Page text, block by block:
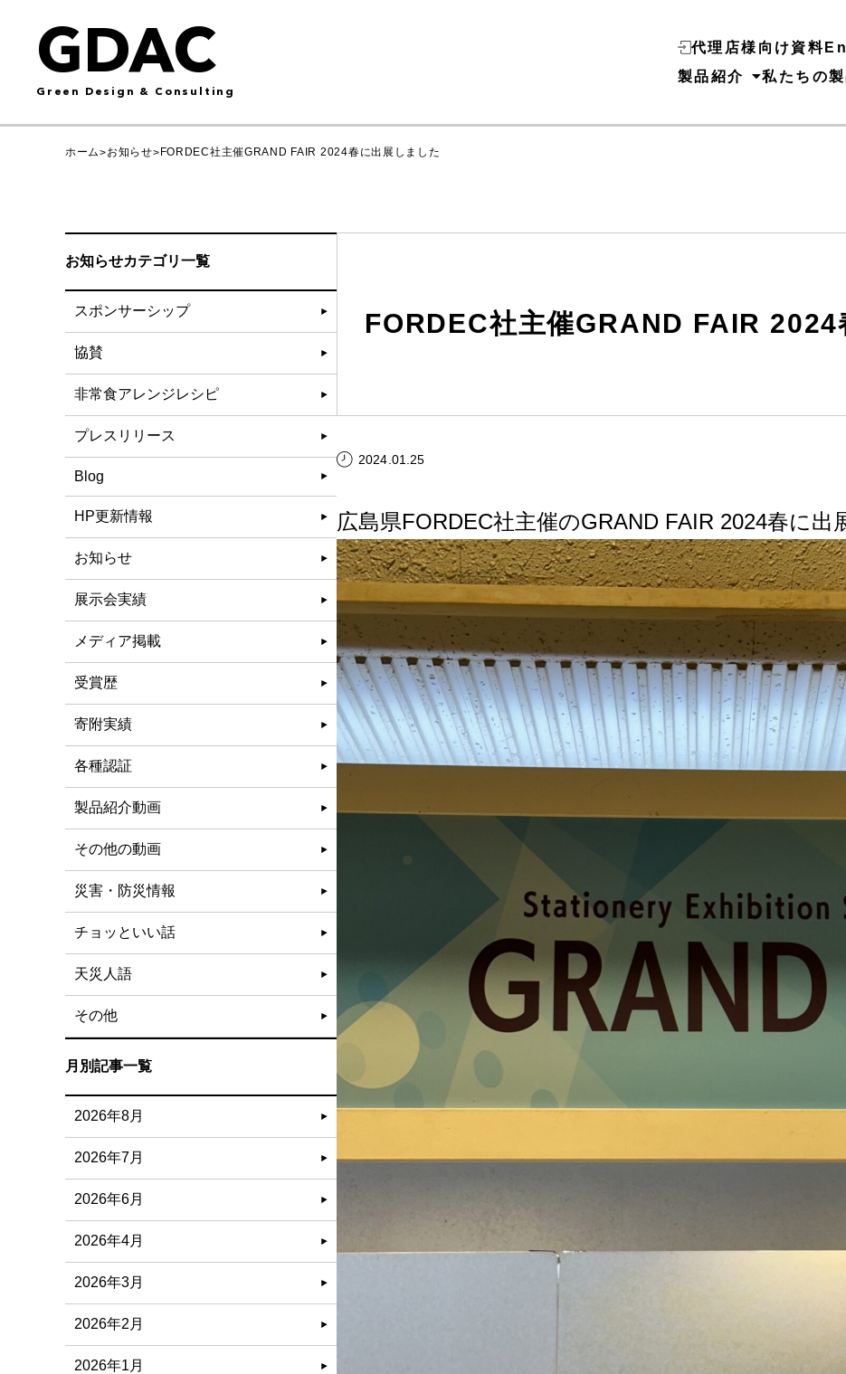
GDAC
Green Design & Consulting
代理店様向け資料
製品紹介
私たちの
ホーム>お知らせ> FORDEC社主催GRAND FAIR 2024春に出展しました
お知らせカテゴリ一覧
スポンサーシップ
協賛
非常食アレンジレシピ
プレスリリース
Blog
HP更新情報
お知らせ
展示会実績
メディア掲載
受賞歴
寄附実績
各種認証
製品紹介動画
その他の動画
災害・防災情報
チョッといい話
天災人語
その他
月別記事一覧
2026年8月
2026年7月
2026年6月
2026年4月
2026年3月
2026年2月
2026年1月
FORDEC社主催GRAND FAIR 2024
2024.01.25
広島県FORDEC社主催のGRAND FAIR 2024春に出